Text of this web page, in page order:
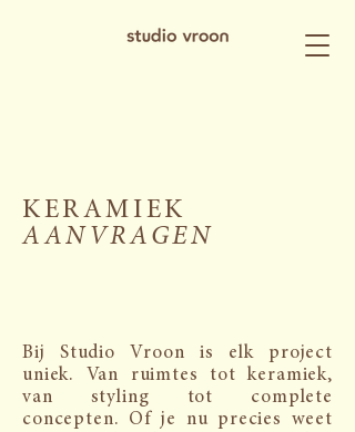
KERAMIEK
AANVRAGEN
Bij Studio Vroon is elk project
uniek. Van ruimtes tot keramiek,
van styling tot complete
concepten. Of je nu precies weet